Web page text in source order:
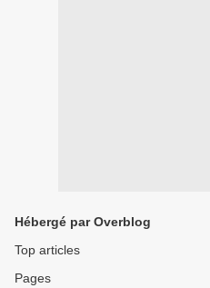
Hébergé par Overblog
Top articles
Pages